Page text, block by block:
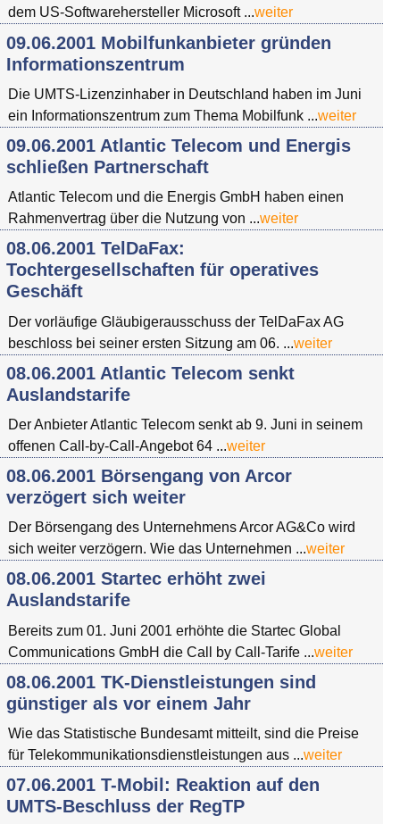
dem US-Softwarehersteller Microsoft ...weiter
09.06.2001 Mobilfunkanbieter gründen
Informationszentrum
Die UMTS-Lizenzinhaber in Deutschland haben im Juni
ein Informationszentrum zum Thema Mobilfunk ...weiter
09.06.2001 Atlantic Telecom und Energis
schließen Partnerschaft
Atlantic Telecom und die Energis GmbH haben einen
Rahmenvertrag über die Nutzung von ...weiter
08.06.2001 TelDaFax:
Tochtergesellschaften für operatives
Geschäft
Der vorläufige Gläubigerausschuss der TelDaFax AG
beschloss bei seiner ersten Sitzung am 06. ...weiter
08.06.2001 Atlantic Telecom senkt
Auslandstarife
Der Anbieter Atlantic Telecom senkt ab 9. Juni in seinem
offenen Call-by-Call-Angebot 64 ...weiter
08.06.2001 Börsengang von Arcor
verzögert sich weiter
Der Börsengang des Unternehmens Arcor AG&Co wird
sich weiter verzögern. Wie das Unternehmen ...weiter
08.06.2001 Startec erhöht zwei
Auslandstarife
Bereits zum 01. Juni 2001 erhöhte die Startec Global
Communications GmbH die Call by Call-Tarife ...weiter
08.06.2001 TK-Dienstleistungen sind
günstiger als vor einem Jahr
Wie das Statistische Bundesamt mitteilt, sind die Preise
für Telekommunikationsdienstleistungen aus ...weiter
07.06.2001 T-Mobil: Reaktion auf den
UMTS-Beschluss der RegTP